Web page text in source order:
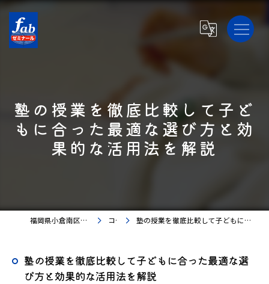
塾の授業を徹底比較して子ど
もに合った最適な選び方と効
果的な活用法を解説
福岡県小倉南区の塾ならfabゼミナール コラム 塾の授業を徹底比較して子どもに合った最適な選び方と効果的な活用法を解説
塾の授業を徹底比較して子どもに合った最適な選
び方と効果的な活用法を解説